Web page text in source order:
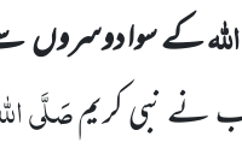
اللہکے سوا دوسروں
نے نبی کریمصَلَّی